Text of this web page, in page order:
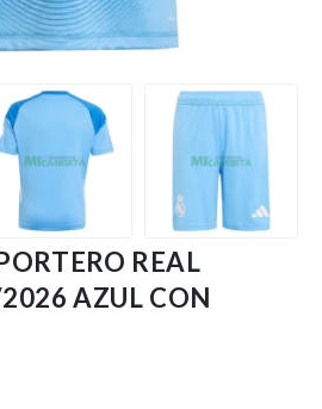
REAL
AZUL CON